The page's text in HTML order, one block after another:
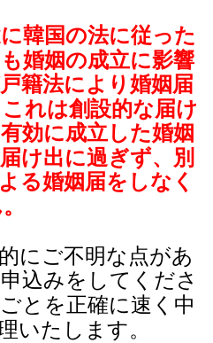
韓国の法に従った
婚姻の成立に影響
籍法により婚姻届
れは創設的な届け
効に成立した婚姻
け出に過ぎず、別
る婚姻届をしなく
にご不明な点があ
込みをしてくださ
とを正確に速く中
いたします。